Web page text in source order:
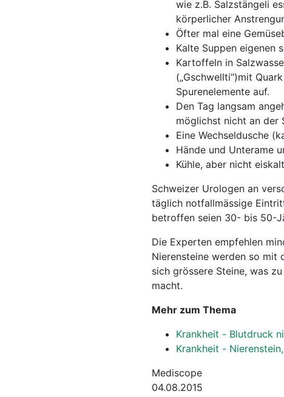
wie z.B. Salzstängeli
körperlicher
Öfter mal eine
Kalte Suppen eigenen
Kartoffeln in
(„Gschwellti“)mit
Spurenelemente auf.
Den Tag langsam
möglichst nicht an der
Eine Wechseldusche
Hände und Unterame
Kühle, aber nicht
Schweizer Urologen an
täglich notfallmässige
betroffen seien 30- bis 50-
Die Experten empfehlen
Nierensteine werden so mit
sich grössere Steine, was
macht.
Mehr zum Thema
Krankheit - Blutdruck
Krankheit -
Mediscope
04.08.2015